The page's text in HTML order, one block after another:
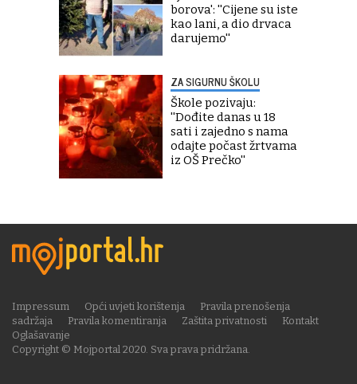
borova': ''Cijene su iste
kao lani, a dio drvaca
darujemo''
ZA SIGURNU ŠKOLU
Škole pozivaju:
''Dođite danas u 18
sati i zajedno s nama
odajte počast žrtvama
iz OŠ Prečko''
Copyright © Mojportal 2020. Sva prava pridržana.
Impressum Opći uvjeti korištenja
Pravila prenošenja
sadržaja
Pravila komentiranja Zaštita privatnosti
Kontakt
Oglašavanje